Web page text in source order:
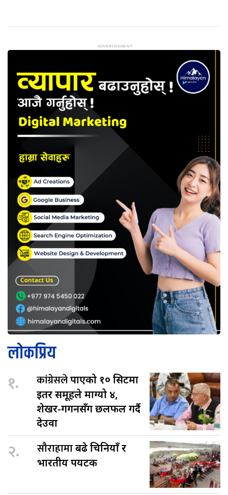
लोकप्रिय
१. कांग्रेसलेपाएको १० सिटमा
इतर समूहले माग्यो ४,
शेखर-गगनसँग छलफल गर्दै
देउवा
२. सौराहामाबढे चिनियाँ र
भारतीय पर्यटक